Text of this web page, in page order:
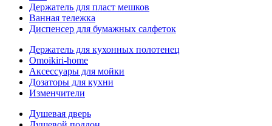
Держатель для пласт мешков
Ванная тележка
Диспенсер для бумажных салфеток
Держатель для кухонных полотенец
Omoikiri-home
Аксессуары для мойки
Дозаторы для кухни
Изменчители
Душевая дверь